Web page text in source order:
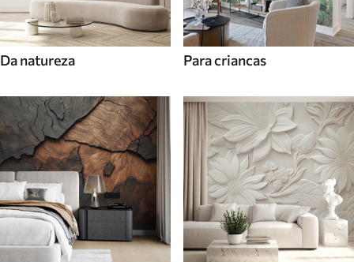
Da natureza Para criancas